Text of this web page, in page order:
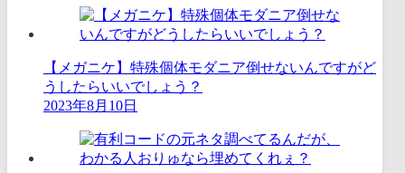
【メガニケ】特殊個体モダニア倒せないんですがど
うしたらいいでしょう？
2023年8月10日